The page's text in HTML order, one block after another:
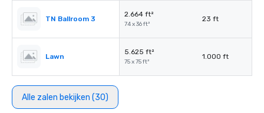
TN Ballroom 3
2.664 ft²
74 x 36 ft²
23 ft
Lawn
5.625 ft²
75 x 75 ft²
1.000 ft
Alle zalen bekijken (30)